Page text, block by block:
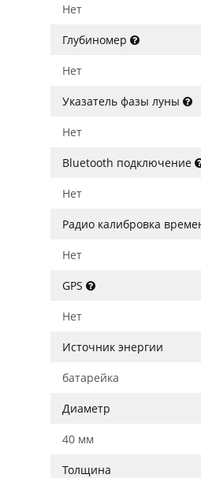
Нет
Глубиномер
Нет
Указатель фазы луны
Нет
Bluetooth подключение
Нет
Радио калибровка
Нет
GPS
Нет
Источник энергии
батарейка
Диаметр
40 мм
Толщина